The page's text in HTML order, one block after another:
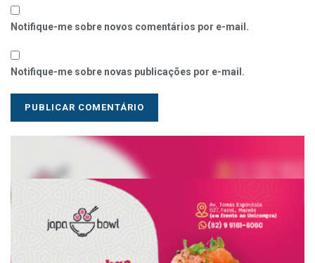
Notifique-me sobre novos comentários por e-mail.
Notifique-me sobre novas publicações por e-mail.